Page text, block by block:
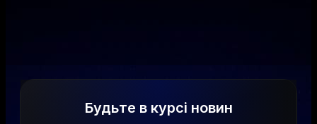
Будьте в курсі новин